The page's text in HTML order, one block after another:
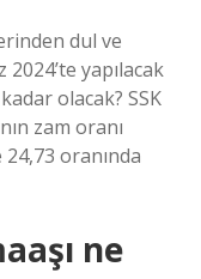
dul ve
yapılacak
olacak? SSK
zam oranı
24,73 oranında
ne